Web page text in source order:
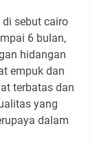
sebut cairo
6 bulan,
hidangan
empuk dan
terbatas dan
yang
dalam